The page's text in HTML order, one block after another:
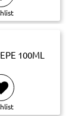
100ML